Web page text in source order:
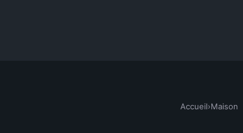
Accueil›Maison